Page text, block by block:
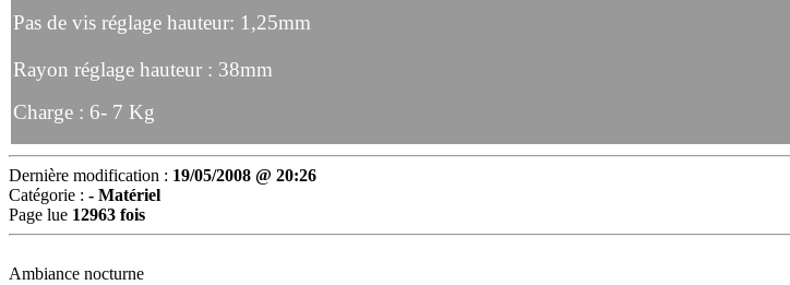
Pas de vis réglage hauteur: 1,25mm
Rayon réglage hauteur : 38mm
Charge : 6- 7 Kg
Dernière modification : 19/05/2008 @ 20:26
Catégorie : - Matériel
Page lue 12963 fois
Ambiance nocturne